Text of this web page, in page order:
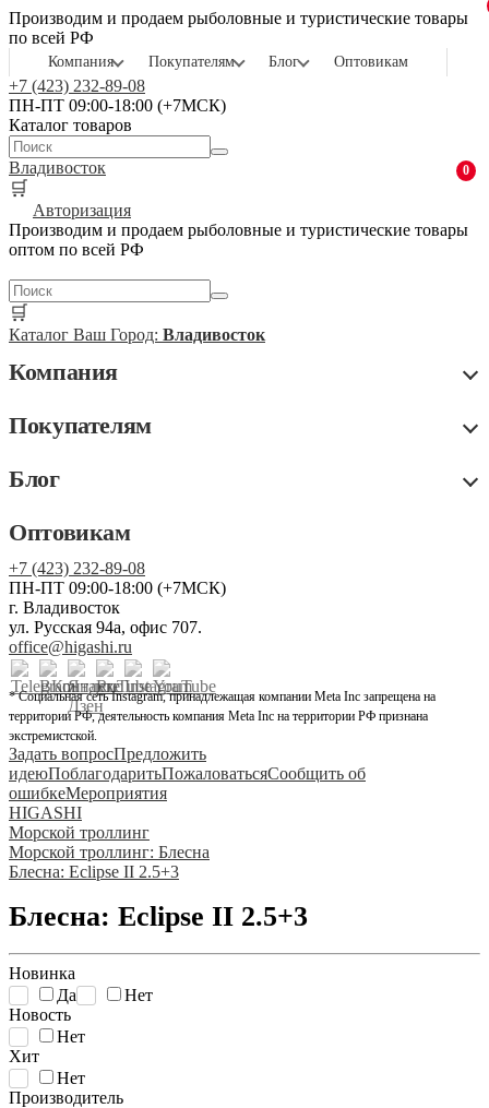
Производим и продаем рыболовные и туристические товары
по всей РФ
Компания Покупателям Блог Оптовикам
+7 (423) 232-89-08
ПН-ПТ 09:00-18:00 (+7МСК)
Каталог товаров
Владивосток
🛒
0
Авторизация
Производим и продаем рыболовные и туристические товары
оптом по всей РФ
🛒
Каталог Ваш Город: Владивосток
Компания
Покупателям
Блог
Оптовикам
+7 (423) 232-89-08
ПН-ПТ 09:00-18:00 (+7МСК)
г. Владивосток
ул. Русская 94а, офис 707.
office@higashi.ru
* Социальная сеть Instagram, принадлежащая компании Meta Inc запрещена на
территории РФ, деятельность компания Meta Inc на территории РФ признана
экстремистской.
Задать вопросПредложить
идеюПоблагодаритьПожаловатьсяСообщить об
ошибкеМероприятия
HIGASHI
Морской троллинг
Морской троллинг: Блесна
Блесна: Eclipse II 2.5+3
Блесна: Eclipse II 2.5+3
Новинка
Да
Нет
Новость
Нет
Хит
Нет
Производитель